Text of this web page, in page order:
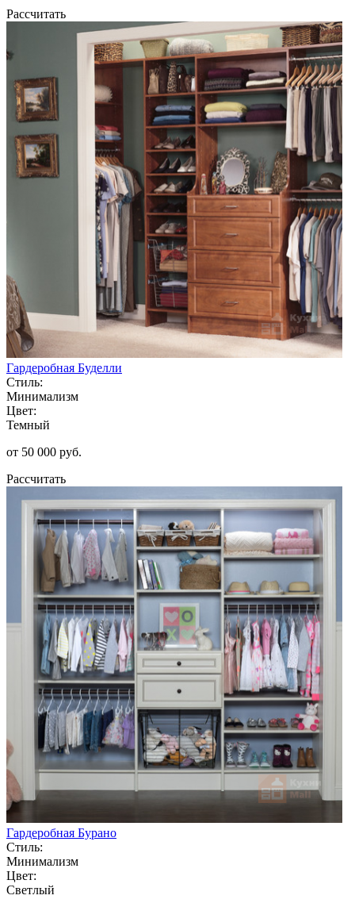
Рассчитать
Гардеробная Буделли
Стиль:
Минимализм
Цвет:
Темный
от 50 000 руб.
Рассчитать
Гардеробная Бурано
Стиль:
Минимализм
Цвет:
Светлый